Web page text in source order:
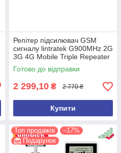
Репітер підсилювач GSM
сигналу lintratek G900MHz 2G
3G 4G Mobile Triple Repeater
Phone KW16L-GSM-S (тільки
блок)
Готово до відправки
2 299,10 ₴ 2 770 ₴
Купити
Топ продажів
–17%
Подарунок